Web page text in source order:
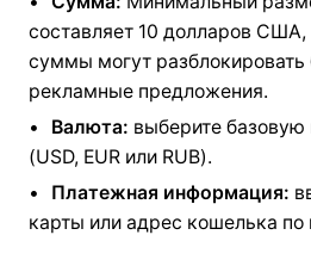
составляет 10 долларов
суммы могут разблокировать
рекламные предложения.
Валюта: выберите базовую
(USD, EUR или RUB).
Платежная информация:
карты или адрес кошелька